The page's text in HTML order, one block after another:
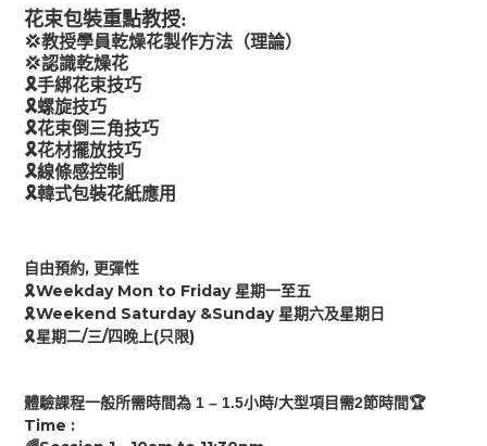
花束包裝重點教授:
💢教授學員乾燥花製作方法（理論）
💢認識乾燥花
🎗手綁花束技巧
🎗螺旋技巧
🎗花束倒三角技巧
🎗花材擺放技巧
🎗線條感控制
🎗韓式包裝花紙應用
自由預約, 更彈性
🎗Weekday Mon to Friday 星期一至五
🎗Weekend Saturday &Sunday 星期六及星期日
🎗星期二/三/四 晚上(只限)
體驗課程一般所需時間為 1 – 1.5小時/大型項目需2節時間 🏆
Time :